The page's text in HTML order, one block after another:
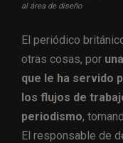
al área de diseño
El periódico
otras cosas, por
que le ha servido
los flujos de
periodismo,
El responsable de